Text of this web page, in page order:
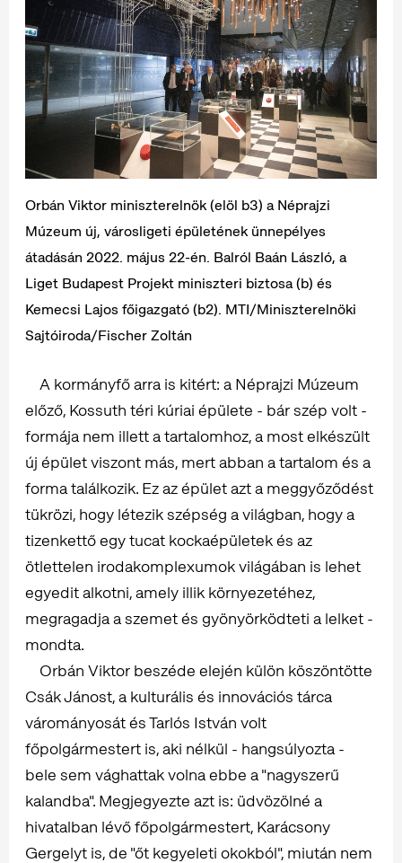
Orbán Viktor miniszterelnök (elöl b3) a Néprajzi
Múzeum új, városligeti épületének ünnepélyes
átadásán 2022. május 22-én. Balról Baán László, a
Liget Budapest Projekt miniszteri biztosa (b) és
Kemecsi Lajos főigazgató (b2). MTI/Miniszterelnöki
Sajtóiroda/Fischer Zoltán
A kormányfő arra is kitért: a Néprajzi Múzeum
előző, Kossuth téri kúriai épülete - bár szép volt -
formája nem illett a tartalomhoz, a most elkészült
új épület viszont más, mert abban a tartalom és a
forma találkozik. Ez az épület azt a meggyőződést
tükrözi, hogy létezik szépség a világban, hogy a
tizenkettő egy tucat kockaépületek és az
ötlettelen irodakomplexumok világában is lehet
egyedit alkotni, amely illik környezetéhez,
megragadja a szemet és gyönyörködteti a lelket -
mondta.
Orbán Viktor beszéde elején külön köszöntötte
Csák Jánost, a kulturális és innovációs tárca
várományosát és Tarlós István volt
főpolgármestert is, aki nélkül - hangsúlyozta -
bele sem vághattak volna ebbe a "nagyszerű
kalandba". Megjegyezte azt is: üdvözölné a
hivatalban lévő főpolgármestert, Karácsony
Gergelyt is, de "őt kegyeleti okokból", miután nem